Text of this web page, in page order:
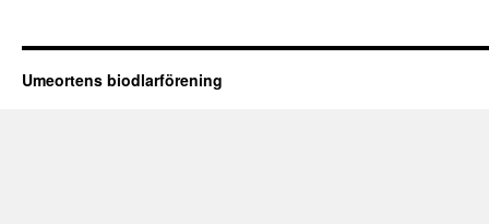
Umeortens biodlarförening